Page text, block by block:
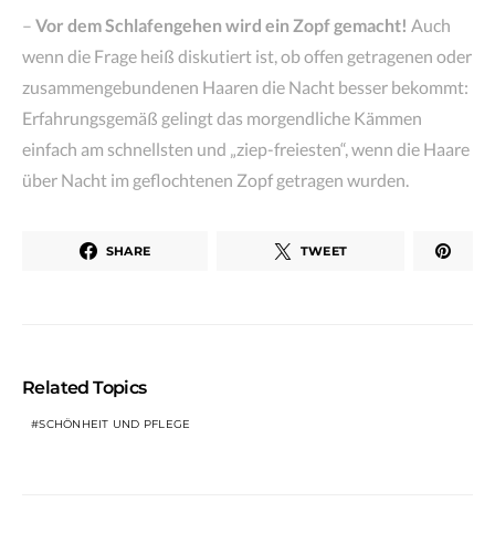
– Vor dem Schlafengehen wird ein Zopf gemacht! Auch
wenn die Frage heiß diskutiert ist, ob offen getragenen oder
zusammengebundenen Haaren die Nacht besser bekommt:
Erfahrungsgemäß gelingt das morgendliche Kämmen
einfach am schnellsten und „ziep-freiesten“, wenn die Haare
über Nacht im geflochtenen Zopf getragen wurden.
SHARE TWEET
Related Topics
SCHÖNHEIT UND PFLEGE